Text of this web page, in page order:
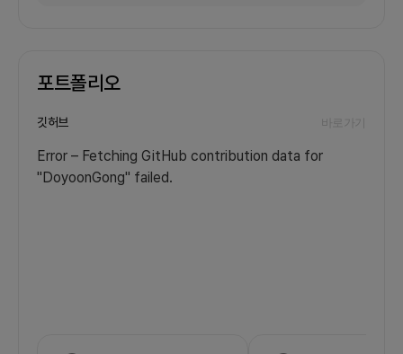
포트폴리오
깃허브 바로가기
Error – Fetching GitHub contribution data for
"DoyoonGong" failed.